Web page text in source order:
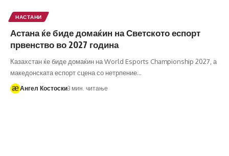
НАСТАНИ
Астана ќе биде домаќин на Светското еспорт
првенство во 2027 година
Казахстан ќе биде домаќин на World Esports Championship 2027, а
македонската еспорт сцена со нетрпение…
Ангел Костоски3 мин. читање